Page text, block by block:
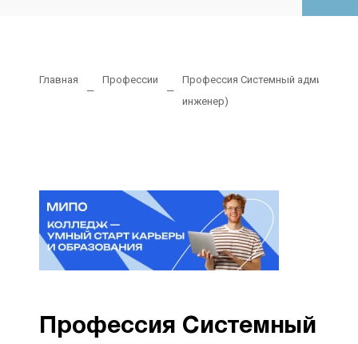
Главная Профессии
Профессия Системный
инженер)
Профессия Системный